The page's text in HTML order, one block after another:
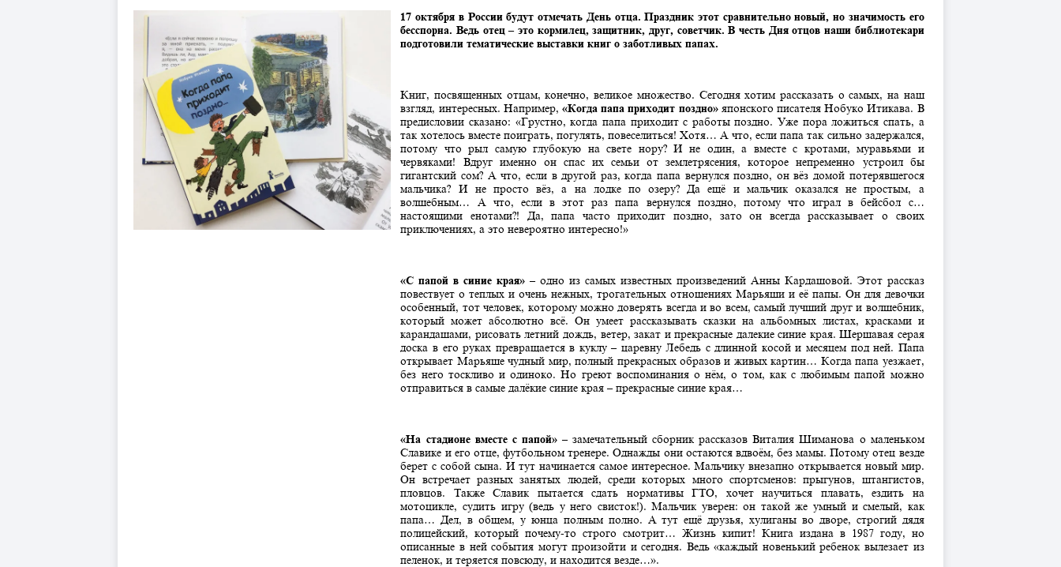
17 октября в России будут отмечать День отца. Праздник этот сравнительно новый, но значимость его
бесспорна. Ведь отец – это кормилец, защитник, друг, советчик. В честь Дня отцов наши библиотекари
подготовили тематические выставки книг о заботливых папах.
Книг, посвященных отцам, конечно, великое множество. Сегодня хотим рассказать о самых, на наш
взгляд, интересных. Например,«Когда папа приходит поздно» японского писателя Нобуко Итикава. В
предисловии сказано: «Грустно, когда папа приходит с работы поздно. Уже пора ложиться спать, а
так хотелось вместе поиграть, погулять, повеселиться! Хотя… А что, если папа так сильно задержался,
потому что рыл самую глубокую на свете нору? И не один, а вместе с кротами, муравьями и
червяками! Вдруг именно он спас их семьи от землетрясения, которое непременно устроил бы
гигантский сом? А что, если в другой раз, когда папа вернулся поздно, он вёз домой потерявшегося
мальчика? И не просто вёз, а на лодке по озеру? Да ещё и мальчик оказался не простым, а
волшебным… А что, если в этот раз папа вернулся поздно, потому что играл в бейсбол с…
настоящими енотами?! Да, папа часто приходит поздно, зато он всегда рассказывает о своих
приключениях, а это невероятно интересно!»
«С папой в синие края»– одно из самых известных произведений Анны Кардашовой. Этот рассказ
повествует о теплых и очень нежных, трогательных отношениях Марьяши и её папы. Он для девочки
особенный, тот человек, которому можно доверять всегда и во всем, самый лучший друг и волшебник,
который может абсолютно всё. Он умеет рассказывать сказки на альбомных листах, красками и
карандашами, рисовать летний дождь, ветер, закат и прекрасные далекие синие края. Шершавая серая
доска в его руках превращается в куклу – царевну Лебедь с длинной косой и месяцем под ней. Папа
открывает Марьяше чудный мир, полный прекрасных образов и живых картин… Когда папа уезжает,
без него тоскливо и одиноко. Но греют воспоминания о нём, о том, как с любимым папой можно
отправиться в самые далёкие синие края – прекрасные синие края…
«На стадионе вместе с папой»– замечательный сборник рассказов Виталия Шиманова о маленьком
Славике и его отце, футбольном тренере. Однажды они остаются вдвоём, без мамы. Потому отец везде
берет с собой сына. И тут начинается самое интересное. Мальчику внезапно открывается новый мир.
Он встречает разных занятых людей, среди которых много спортсменов: прыгунов, штангистов,
пловцов. Также Славик пытается сдать нормативы ГТО, хочет научиться плавать, ездить на
мотоцикле, судить игру (ведь у него свисток!). Мальчик уверен: он такой же умный и смелый, как
папа… Дел, в общем, у юнца полным полно. А тут ещё друзья, хулиганы во дворе, строгий дядя
полицейский, который почему-то строго смотрит… Жизнь кипит! Книга издана в 1987 году, но
описанные в ней события могут произойти и сегодня. Ведь «каждый новенький ребенок вылезает из
пеленок, и теряется повсюду, и находится везде…».